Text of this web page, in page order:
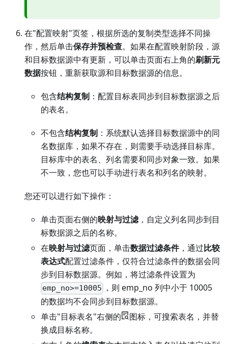
在"配置映射"页签，根据所选的复制类型选择不同操
作，然后单击保存并预检查。如果在配置映射阶段，源
和目标数据源中有更新，可以单击页面右上角的刷新元
数据按钮，重新获取源和目标数据源的信息。
包含结构复制 ：配置目标表同步到目标数据源之后
的表名。
不包含结构复制 ：系统默认选择目标数据源中的同
名数据库，如果不存在，则需要手动选择目标库。
目标库中的表名、列名需要和同步对象一致。如果
不一致，您也可以手动进行表名和列名的映射。
您还可以进行如下操作：
单击页面右侧的映射与过滤，自定义列名同步到目
标数据源之后的名称。
在映射与过滤页面，单击数据过滤条件，通过比较
表达式配置过滤条件，仅符合过滤条件的数据会同
步到目标数据源。例如，将过滤条件设置为
emp_no>=10005
，则 emp_no 列中小于 10005
的数据均不会同步到目标数据源。
单击"目标表名"右侧的
图标，可搜索表名，并替
换成目标名称。